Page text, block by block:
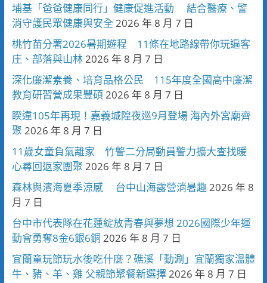
埔基「爸爸健康同行」健康促進活動 結合醫療、警
消守護民眾健康與安全 2026 年 8 月 7 日
桃竹苗分署2026暑期遊程 11條在地路線帶你玩遍客
庄、部落與山林2026 年 8 月 7 日
深化廉潔素養、培育品格公民 115年度全國高中廉潔
教育研習營成果豐碩 2026 年 8 月 7 日
睽違105年再現！嘉義城隍夜巡9月登場 海內外宮廟齊
聚 2026 年 8 月 7 日
11歲女童負氣離家 竹警二分局動員警力擴大查找暖
心尋回返家團聚 2026 年 8 月 7 日
森林與濱海夏季涼感 台中山海露營消暑趣2026 年 8
月 7 日
台中市代表隊在花蓮綻放青春與夢想 2026國際少年運
動會勇奪8金6銀6銅 2026 年 8 月 7 日
宜蘭童玩節玩水後吃什麼？礁溪「動涮」宜蘭獨家溫體
牛、豬、羊、雞 父親節聚餐新選擇2026 年 8 月 7 日